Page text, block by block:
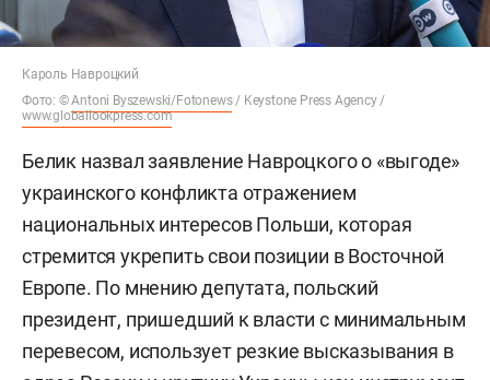
Кароль Навроцкий
Фото: ©Antoni Byszewski/Fotonews/ Keystone Press Agency /
www.globallookpress.com
Белик назвал заявление Навроцкого о «выгоде»
украинского конфликта отражением
национальных интересов Польши, которая
стремится укрепить свои позиции в Восточной
Европе. По мнению депутата, польский
президент, пришедший к власти с минимальным
перевесом, использует резкие высказывания в